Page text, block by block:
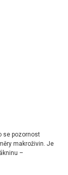
se pozornost
makroživin. Je
–